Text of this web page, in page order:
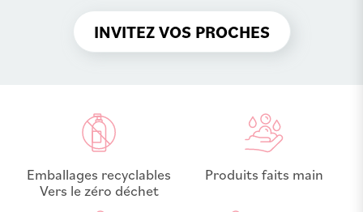
INVITEZ VOS PROCHES
Emballages recyclables
Vers le zéro déchet
Produits faits main